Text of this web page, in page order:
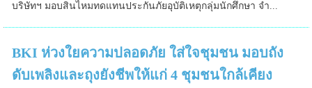
บริษัทฯ มอบสินไหมทดแทนประกันภัยอุบัติเหตุกลุ่มนักศึกษา จำ...
BKI ห่วงใยความปลอดภัย ใส่ใจชุมชน มอบถัง
ดับเพลิงและถุงยังชีพให้แก่ 4 ชุมชนใกล้เคียง